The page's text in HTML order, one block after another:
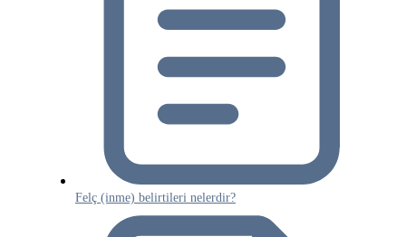
Felç (inme) belirtileri nelerdir?